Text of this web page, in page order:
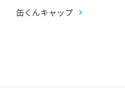
缶くんキャップ